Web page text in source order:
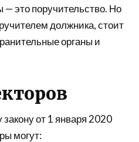
— это поручительство. Но
должника, стоит
органы и
от 1 января 2020
могут: